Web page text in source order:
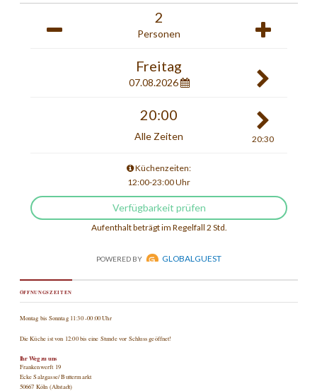
ÖFFNUNGSZEITEN
Montag bis Sonntag 11:30 -00:00 Uhr
Die Küche ist von 12:00 bis eine Stunde vor Schluss geöffnet!
Ihr Weg zu uns
Frankenwerft 19
Ecke Salzgasse/ Buttermarkt
50667 Köln (Altstadt)